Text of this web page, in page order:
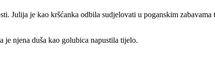
Julija je kao kršćanka odbila sudjelovati u poganskim
njena duša kao golubica napustila tijelo.